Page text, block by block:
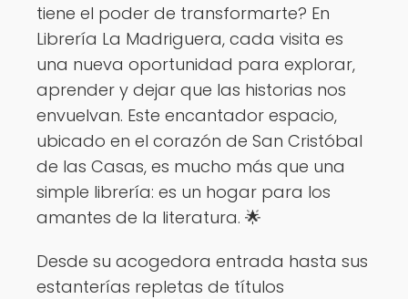
tiene el poder de transformarte? En
Librería La Madriguera, cada visita es
una nueva oportunidad para explorar,
aprender y dejar que las historias nos
envuelvan. Este encantador espacio,
ubicado en el corazón de San Cristóbal
de las Casas, es mucho más que una
simple librería: es un hogar para los
amantes de la literatura. 🌟
Desde su acogedora entrada hasta sus
estanterías repletas de títulos